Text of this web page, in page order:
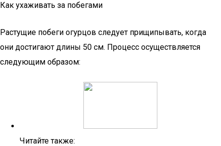
Как ухаживать за побегами
Растущие побеги огурцов следует прищипывать, когда
они достигают длины 50 см. Процесс осуществляется
следующим образом:
Читайте также: